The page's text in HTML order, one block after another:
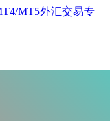
MT5外汇交易专